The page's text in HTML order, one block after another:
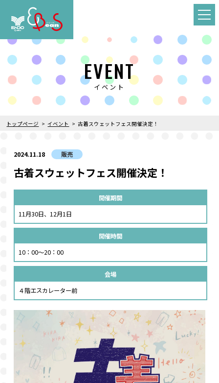
EVENT
イベント
トップページ イベント 古着スウェットフェス開催決定！
2024.11.18 販売
古着スウェットフェス開催決定！
開催期間
11月30日、12月1日
開催時間
10：00～20：00
会場
４階エスカレーター前